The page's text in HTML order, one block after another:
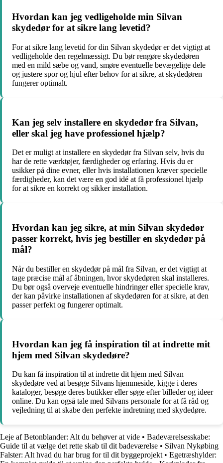
Hvordan kan jeg vedligeholde min Silvan
skydedør for at sikre lang levetid?
For at sikre lang levetid for din Silvan skydedør er det vigtigt at
vedligeholde den regelmæssigt. Du bør rengøre skydedøren
med en mild sæbe og vand, smøre eventuelle bevægelige dele
og justere spor og hjul efter behov for at sikre, at skydedøren
fungerer optimalt.
Kan jeg selv installere en skydedør fra Silvan,
eller skal jeg have professionel hjælp?
Det er muligt at installere en skydedør fra Silvan selv, hvis du
har de rette værktøjer, færdigheder og erfaring. Hvis du er
usikker på dine evner, eller hvis installationen kræver specielle
færdigheder, kan det være en god idé at få professionel hjælp
for at sikre en korrekt og sikker installation.
Hvordan kan jeg sikre, at min Silvan skydedør
passer korrekt, hvis jeg bestiller en skydedør på
mål?
Når du bestiller en skydedør på mål fra Silvan, er det vigtigt at
tage præcise mål af åbningen, hvor skydedøren skal installeres.
Du bør også overveje eventuelle hindringer eller specielle krav,
der kan påvirke installationen af skydedøren for at sikre, at den
passer perfekt og fungerer optimalt.
Hvordan kan jeg få inspiration til at indrette mit
hjem med Silvan skydedøre?
Du kan få inspiration til at indrette dit hjem med Silvan
skydedøre ved at besøge Silvans hjemmeside, kigge i deres
kataloger, besøge deres butikker eller søge efter billeder og ideer
online. Du kan også tale med Silvans personale for at få råd og
vejledning til at skabe den perfekte indretning med skydedøre.
Leje af Betonblander: Alt du behøver at vide • Badeværelsesskabe:
Guide til at vælge det rette skab til dit badeværelse • Silvan Nykøbing
Falster: Alt hvad du har brug for til dit byggeprojekt • Egetræshylder: